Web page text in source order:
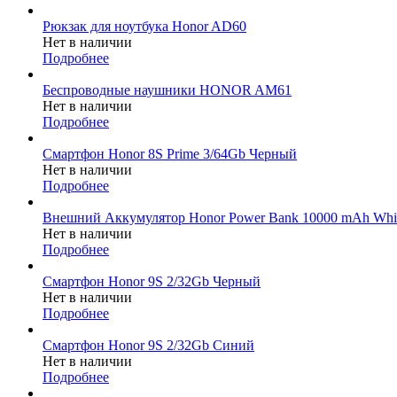
Рюкзак для ноутбука Honor AD60
Нет в наличии
Подробнее
Беспроводные наушники HONOR AM61
Нет в наличии
Подробнее
Смартфон Honor 8S Prime 3/64Gb Черный
Нет в наличии
Подробнее
Внешний Аккумулятор Honor Power Bank 10000 mAh
Нет в наличии
Подробнее
Смартфон Honor 9S 2/32Gb Черный
Нет в наличии
Подробнее
Смартфон Honor 9S 2/32Gb Синий
Нет в наличии
Подробнее